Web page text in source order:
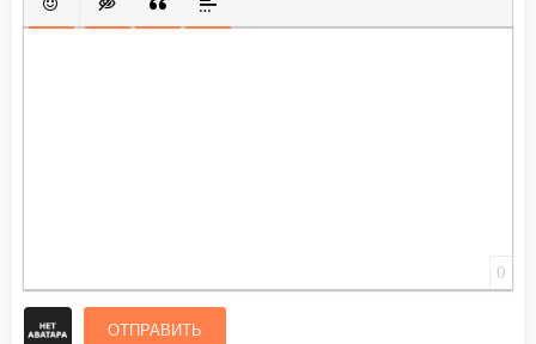
ВСТАВИТЬ СМАЙЛИК
ВСТАВКА СКРЫТОГО ТЕКСТА
ВСТАВКА ЦИТАТЫ
ВСТАВКА СПОЙЛЕРА
0
ОТПРАВИТЬ